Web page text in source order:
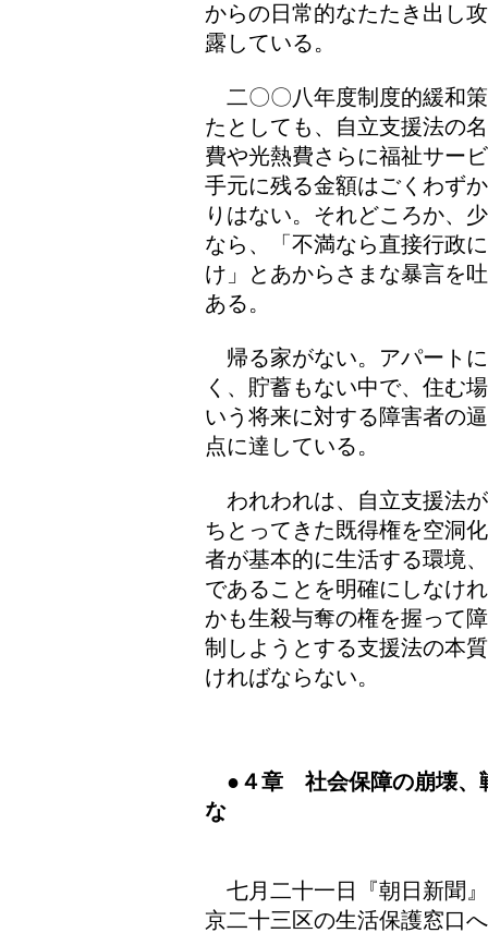
からの日常的なたたき出し
露している。
二〇〇八年度制度的緩和
たとしても、自立支援法の
費や光熱費さらに福祉サー
手元に残る金額はごくわず
りはない。それどころか、
なら、「不満なら直接行政
け」とあからさまな暴言を
ある。
帰る家がない。アパート
く、貯蓄もない中で、住む
いう将来に対する障害者の
点に達している。
われわれは、自立支援法
ちとってきた既得権を空洞
者が基本的に生活する環境
であることを明確にしなけ
かも生殺与奪の権を握って
制しようとする支援法の本
ければならない。
● ４章 社会保障の崩壊、
な
七月二十一日『朝日新聞
京二十三区の生活保護窓口